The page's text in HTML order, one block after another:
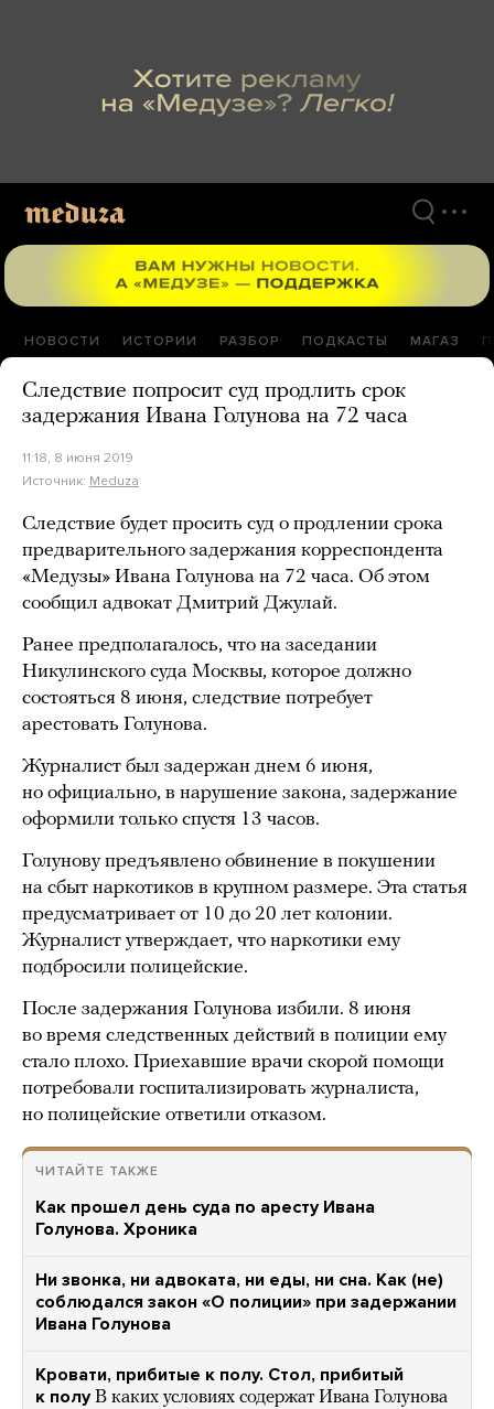
НОВОСТИ ИСТОРИИ РАЗБОР ПОДКАСТЫ МАГАЗ
Следствие попросит суд продлить срок
задержания Ивана Голунова на 72 часа
11:18, 8 июня 2019
Источник: Meduza
Следствие будет просить суд о продлении срока
предварительного задержания корреспондента
«Медузы» Ивана Голунова на 72 часа. Об этом
сообщил адвокат Дмитрий Джулай.
Ранее предполагалось, что на заседании
Никулинского суда Москвы, которое должно
состояться 8 июня, следствие потребует
арестовать Голунова.
Журналист был задержан днем 6 июня,
но официально, в нарушение закона, задержание
оформили только спустя 13 часов.
Голунову предъявлено обвинение в покушении
на сбыт наркотиков в крупном размере. Эта статья
предусматривает от 10 до 20 лет колонии.
Журналист утверждает, что наркотики ему
подбросили полицейские.
После задержания Голунова избили. 8 июня
во время следственных действий в полиции ему
стало плохо. Приехавшие врачи скорой помощи
потребовали госпитализировать журналиста,
но полицейские ответили отказом.
ЧИТАЙТЕ ТАКЖЕ
Как прошел день суда по аресту Ивана
Голунова. Хроника
Ни звонка, ни адвоката, ни еды, ни сна. Как (не)
соблюдался закон «О полиции» при задержании
Ивана Голунова
Кровати, прибитые к полу. Стол, прибитый
к полу В каких условиях содержат Ивана Голунова